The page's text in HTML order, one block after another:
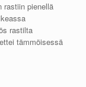
rastiin pienellä
rastilta
tämmöisessä